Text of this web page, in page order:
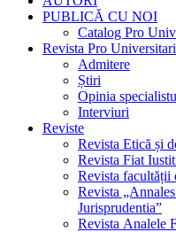
PUBLICĂ CU NOI
Catalog Pro
Revista Pro
Admitere
Știri
Opinia
Interviuri
Reviste
Revista Etică și
Revista Fiat
Revista facultății
Revista
Jurisprudentia”
Revista Analele